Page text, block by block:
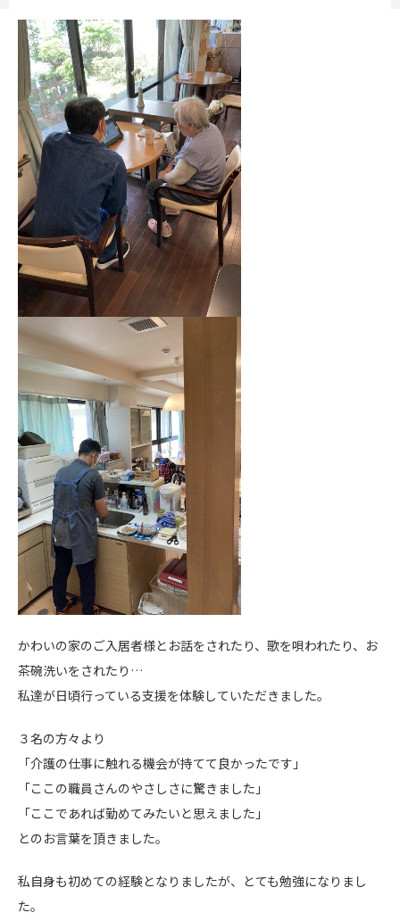
かわいの家のご入居者様とお話をされたり、歌を唄われたり、お
茶碗洗いをされたり…
私達が日頃行っている支援を体験していただきました。
３名の方々より
「介護の仕事に触れる機会が持てて良かったです」
「ここの職員さんのやさしさに驚きました」
「ここであれば勤めてみたいと思えました」
とのお言葉を頂きました。
私自身も初めての経験となりましたが、とても勉強になりまし
た。